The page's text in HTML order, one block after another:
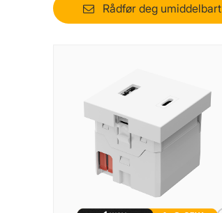
Rådfør deg umiddelbart